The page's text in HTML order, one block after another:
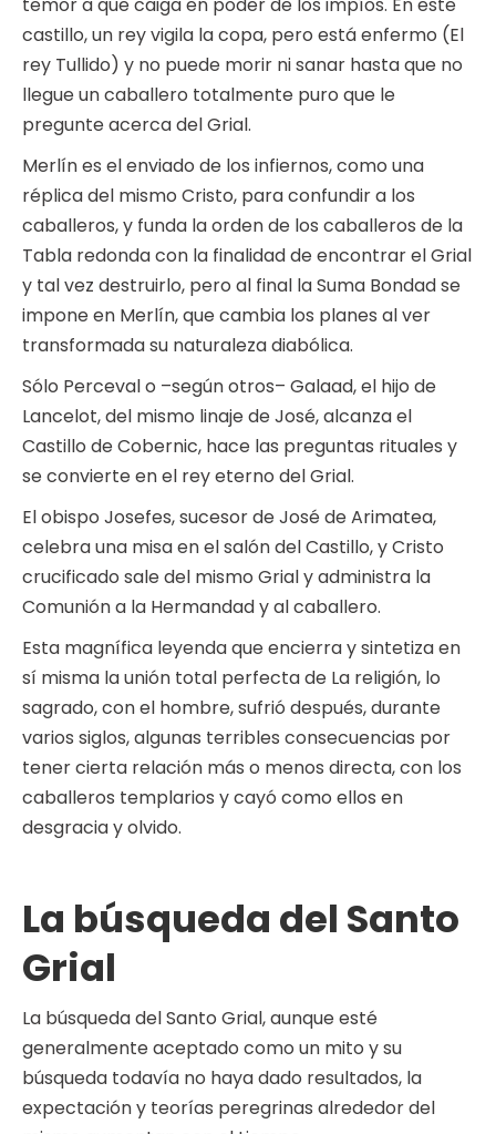
temor a que caiga en poder de los impíos. En este
castillo, un rey vigila la copa, pero está enfermo (El
rey Tullido) y no puede morir ni sanar hasta que no
llegue un caballero totalmente puro que le
pregunte acerca del Grial.
Merlín es el enviado de los infiernos, como una
réplica del mismo Cristo, para confundir a los
caballeros, y funda la orden de los caballeros de la
Tabla redonda con la finalidad de encontrar el Grial
y tal vez destruirlo, pero al final la Suma Bondad se
impone en Merlín, que cambia los planes al ver
transformada su naturaleza diabólica.
Sólo Perceval o –según otros– Galaad, el hijo de
Lancelot, del mismo linaje de José, alcanza el
Castillo de Cobernic, hace las preguntas rituales y
se convierte en el rey eterno del Grial.
El obispo Josefes, sucesor de José de Arimatea,
celebra una misa en el salón del Castillo, y Cristo
crucificado sale del mismo Grial y administra la
Comunión a la Hermandad y al caballero.
Esta magnífica leyenda que encierra y sintetiza en
sí misma la unión total perfecta de La religión, lo
sagrado, con el hombre, sufrió después, durante
varios siglos, algunas terribles consecuencias por
tener cierta relación más o menos directa, con los
caballeros templarios y cayó como ellos en
desgracia y olvido.
La búsqueda del Santo
Grial
La búsqueda del Santo Grial, aunque esté
generalmente aceptado como un mito y su
búsqueda todavía no haya dado resultados, la
expectación y teorías peregrinas alrededor del